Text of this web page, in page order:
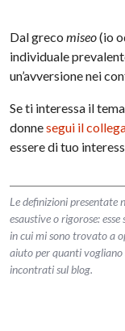
Dal grecomiseo(io
individuale
un’avversione nei
Se ti interessa il
donnesegui il
essere di tuo
Le definizioni presentate
esaustive o rigorose:
in cui mi sono trovato a
aiuto per quanti
incontrati sul blog.